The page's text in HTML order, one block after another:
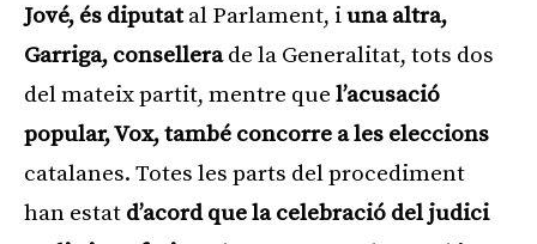
Jové, és diputatal Parlament, iuna altra,
Garriga, consellerade la Generalitat, tots dos
del mateix partit, mentre que l’acusació
popular, Vox, també concorre a les eleccions
catalanes. Totes les parts del procediment
han estat d’acord que la celebració del judici